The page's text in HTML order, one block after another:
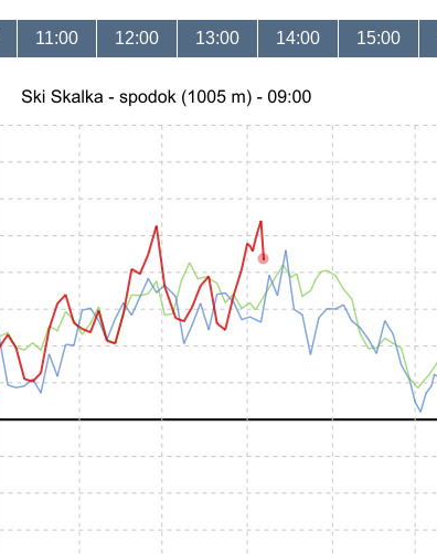
11:00 12:00 13:00 14:00 15:00